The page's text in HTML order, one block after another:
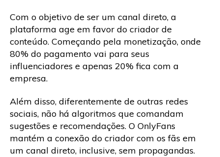
Com o objetivo de ser um canal direto, a
plataforma age em favor do criador de
conteúdo. Começando pela monetização, onde
80% do pagamento vai para seus
influenciadores e apenas 20% fica com a
empresa.
Além disso, diferentemente de outras redes
sociais, não há algoritmos que comandam
sugestões e recomendações. O OnlyFans
mantém a conexão do criador com os fãs em
um canal direto, inclusive, sem propagandas.